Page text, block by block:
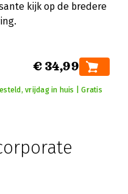
kijk op de bredere
€ 34,99
vrijdag in huis | Gratis